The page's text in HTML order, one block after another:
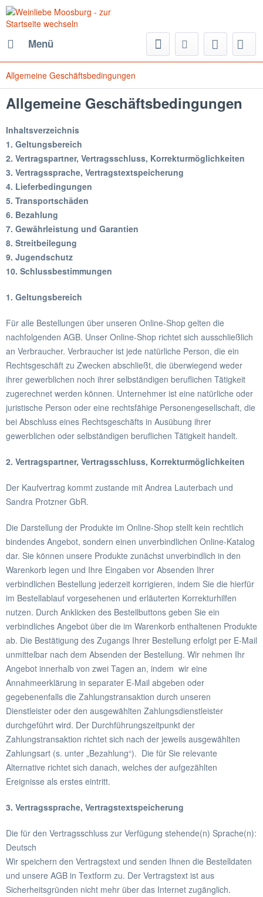
Menü
Allgemeine Geschäftsbedingungen
Allgemeine Geschäftsbedingungen
Inhaltsverzeichnis
1. Geltungsbereich
2. Vertragspartner, Vertragsschluss, Korrekturmöglichkeiten
3. Vertragssprache, Vertragstextspeicherung
4. Lieferbedingungen
5. Transportschäden
6. Bezahlung
7. Gewährleistung und Garantien
8. Streitbeilegung
9. Jugendschutz
10. Schlussbestimmungen
1. Geltungsbereich
Für alle Bestellungen über unseren Online-Shop gelten die
nachfolgenden AGB. Unser Online-Shop richtet sich ausschließlich
an Verbraucher. Verbraucher ist jede natürliche Person, die ein
Rechtsgeschäft zu Zwecken abschließt, die überwiegend weder
ihrer gewerblichen noch ihrer selbständigen beruflichen Tätigkeit
zugerechnet werden können. Unternehmer ist eine natürliche oder
juristische Person oder eine rechtsfähige Personengesellschaft, die
bei Abschluss eines Rechtsgeschäfts in Ausübung ihrer
gewerblichen oder selbständigen beruflichen Tätigkeit handelt.
2. Vertragspartner, Vertragsschluss, Korrekturmöglichkeiten
Der Kaufvertrag kommt zustande mit Andrea Lauterbach und
Sandra Protzner GbR.
Die Darstellung der Produkte im Online-Shop stellt kein rechtlich
bindendes Angebot, sondern einen unverbindlichen Online-Katalog
dar. Sie können unsere Produkte zunächst unverbindlich in den
Warenkorb legen und Ihre Eingaben vor Absenden Ihrer
verbindlichen Bestellung jederzeit korrigieren, indem Sie die hierfür
im Bestellablauf vorgesehenen und erläuterten Korrekturhilfen
nutzen. Durch Anklicken des Bestellbuttons geben Sie ein
verbindliches Angebot über die im Warenkorb enthaltenen Produkte
ab. Die Bestätigung des Zugangs Ihrer Bestellung erfolgt per E-Mail
unmittelbar nach dem Absenden der Bestellung. Wir nehmen Ihr
Angebot innerhalb von zwei Tagen an, indem wir eine
Annahmeerklärung in separater E-Mail abgeben oder
gegebenenfalls die Zahlungstransaktion durch unseren
Dienstleister oder den ausgewählten Zahlungsdienstleister
durchgeführt wird. Der Durchführungszeitpunkt der
Zahlungstransaktion richtet sich nach der jeweils ausgewählten
Zahlungsart (s. unter „Bezahlung“). Die für Sie relevante
Alternative richtet sich danach, welches der aufgezählten
Ereignisse als erstes eintritt.
3. Vertragssprache, Vertragstextspeicherung
Die für den Vertragsschluss zur Verfügung stehende(n) Sprache(n):
Deutsch
Wir speichern den Vertragstext und senden Ihnen die Bestelldaten
und unsere AGB in Textform zu. Der Vertragstext ist aus
Sicherheitsgründen nicht mehr über das Internet zugänglich.